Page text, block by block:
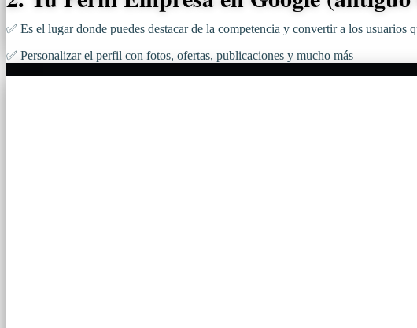
✅ Es el lugar donde puedes destacar de la competencia y convertir a los
✅ Personalizar el perfil con fotos, ofertas, publicaciones y mucho más